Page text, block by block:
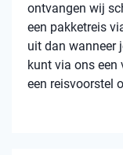
ontvangen wij
een pakketreis
uit dan wanneer
kunt via ons een
een reisvoorstel